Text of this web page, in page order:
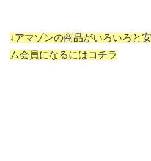
↓アマゾンの商品がいろいろと
ム会員になるにはコチラ